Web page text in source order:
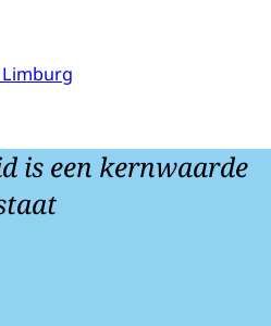
is een kernwaarde